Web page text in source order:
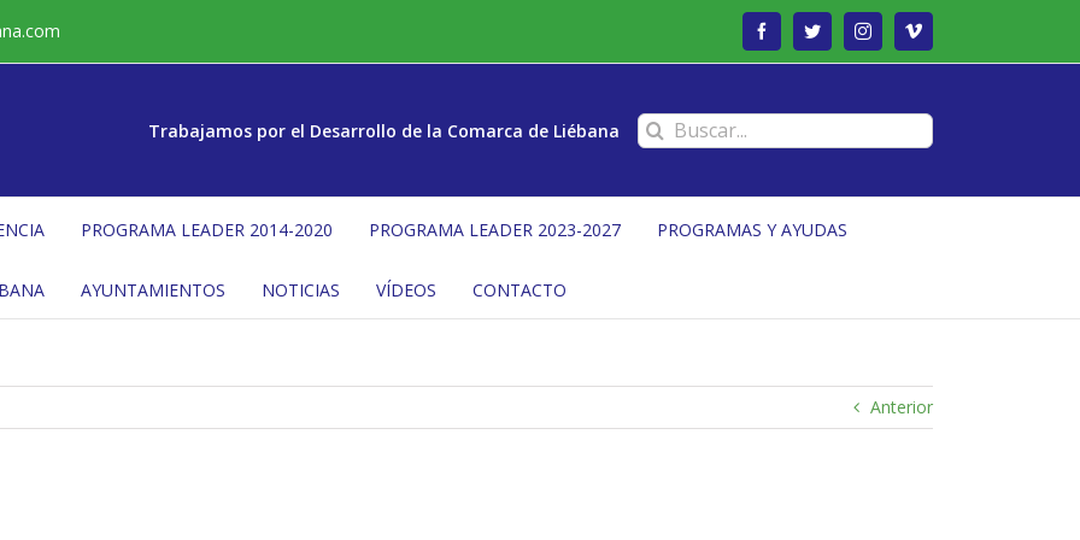
FacebookTwitterInstagramVimeo
Trabajamos por el Desarrollo de la Comarca de Liébana Buscar:
PROGRAMA LEADER 2014-2020 PROGRAMA LEADER 2023-2027 PROGRAMAS Y AYUDAS
AYUNTAMIENTOS NOTICIAS VÍDEOS CONTACTO
Anterior